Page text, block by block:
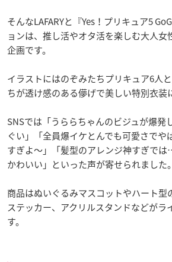
そんなLAFARYと『Yes！プリキュア5
ョンは、推し活やオタ活を楽しむ大人女
企画です。
イラストにはのぞみたちプリキュア6人
ちが透け感のある儚げで美しい特別衣装
SNSでは「うららちゃんのビジュが爆発
ぐい」「全員爆イケとんでも可愛さでや
すぎよ〜」「髪型のアレンジ神すぎで
かわいい」といった声が寄せられました。
商品はぬいぐるみマスコットやハート型
ステッカー、アクリルスタンドなどがラ
す。